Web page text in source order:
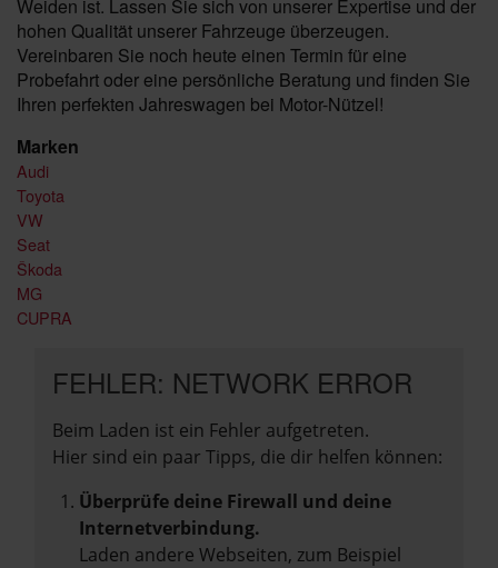
Weiden ist. Lassen Sie sich von unserer Expertise und der
hohen Qualität unserer Fahrzeuge überzeugen.
Vereinbaren Sie noch heute einen Termin für eine
Probefahrt oder eine persönliche Beratung und finden Sie
Ihren perfekten Jahreswagen bei Motor-Nützel!
Marken
Audi
Toyota
VW
Seat
Škoda
MG
CUPRA
FEHLER: NETWORK ERROR
Beim Laden ist ein Fehler aufgetreten.
Hier sind ein paar Tipps, die dir helfen können:
Überprüfe deine Firewall und deine
Internetverbindung.
Laden andere Webseiten, zum Beispiel